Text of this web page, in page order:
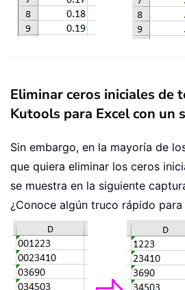
Eliminar ceros iniciales de
Kutools para Excel con un
Sin embargo, en la mayoría de
que quiera eliminar los ceros
se muestra en la siguiente
¿Conoce algún truco rápido